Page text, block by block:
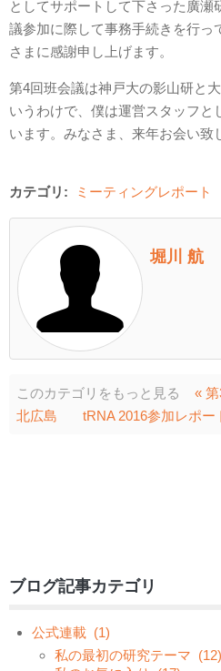
としてサポートして下さった廣瀬
議参加に際して事務手続きを行っ
さまに感謝申し上げます。
第4回班会議は神戸大の影山研と
いうわけで、僕は運営スタッフと
います。みなさま、来年お会い致
カテゴリ: ミーティングレポート
堀川 航
このカテゴリをもっと見る
«
北広島
tRNA 2016参加レポー
ブログ記事カテゴリ
公式連載 (1)
私の最初の研究テーマ (12)